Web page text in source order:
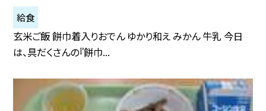
給食
玄米ご飯 餅巾着入りおでん ゆかり和え みかん 牛乳 今日
は、具だくさんの『餅巾...